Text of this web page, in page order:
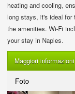
heating and cooling,
long stays, it's ideal for
the amenities. Wi-Fi
your stay in Naples.
Maggiori informazioni
Foto